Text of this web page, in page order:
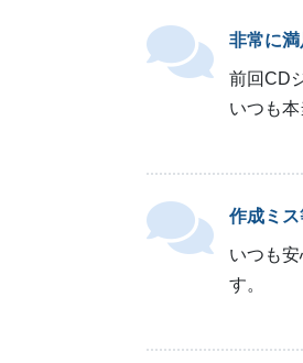
非常に満
前回CD
いつも
作成ミ
いつも
す。